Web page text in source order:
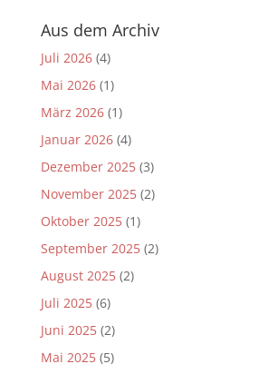
Aus dem Archiv
Juli 2026(4)
Mai 2026(1)
März 2026(1)
Januar 2026(4)
Dezember 2025(3)
November 2025(2)
Oktober 2025(1)
September 2025(2)
August 2025(2)
Juli 2025(6)
Juni 2025(2)
Mai 2025(5)